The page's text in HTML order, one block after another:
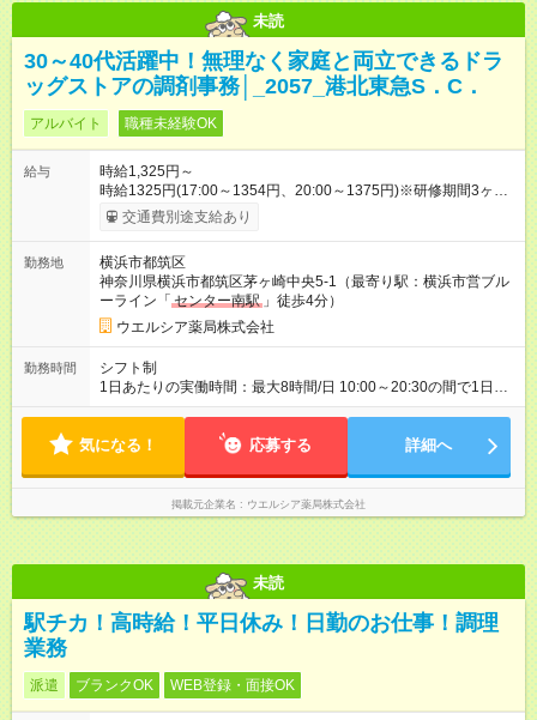
未読
30～40代活躍中！無理なく家庭と両立できるドラ
ッグストアの調剤事務│_2057_港北東急S．C．
アルバイト 職種未経験OK
給与
時給1,325円～
時給1325円(17:00～1354円、20:00～1375円)※研修期間3ヶ月
以降、社内試験による更新判定あり 社内試験合格後、時給＋50
～100円の昇給あり （大学生は＋20円） 試用期間あり：入社日
期間あり 試用期間の長さ：3ヶ月 雇用形態、給与は本採用時と
同じです。
交通費別途支給あり
勤務地
横浜市都筑区
神奈川県横浜市都筑区茅ヶ崎中央5-1（最寄り駅：横浜市営ブル
ーライン「 センター南駅 」徒歩4分）
ウエルシア薬局株式会社
勤務時間
シフト制
1日あたりの実働時間：最大8時間/日 10:00～20:30の間で1日8
時間の勤務 ☆週3～4日の勤務 ※勤務曜日応相談 ☆未経験・無資
気になる！ 応募する 詳細へ
掲載元企業名 ウエルシア薬局株式会社
未読
駅チカ！高時給！平日休み！日勤のお仕事！調理
業務
派遣 ブランクOK WEB登録・面接OK